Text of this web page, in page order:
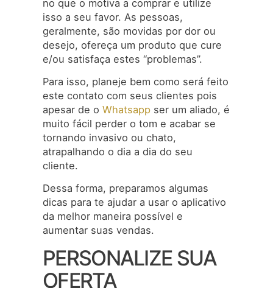
no que o motiva a comprar e utilize
isso a seu favor. As pessoas,
geralmente, são movidas por dor ou
desejo, ofereça um produto que cure
e/ou satisfaça estes “problemas”.
Para isso, planeje bem como será feito
este contato com seus clientes pois
apesar de o Whatsapp ser um aliado, é
muito fácil perder o tom e acabar se
tornando invasivo ou chato,
atrapalhando o dia a dia do seu
cliente.
Dessa forma, preparamos algumas
dicas para te ajudar a usar o aplicativo
da melhor maneira possível e
aumentar suas vendas.
PERSONALIZE SUA
OFERTA